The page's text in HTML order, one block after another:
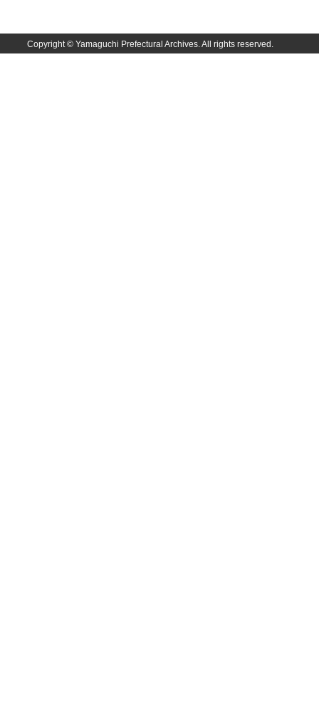
小田家文書（山口市下小鯖）
Copyright © Yamaguchi Prefectural Archives. All rights reserved.